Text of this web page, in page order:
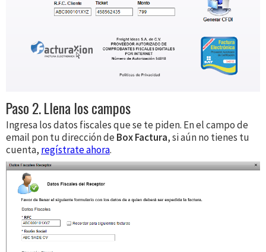
Paso 2. Llena los campos
Ingresa los datos fiscales que se te piden. En el campo de
email pon tu dirección deBox Factura, si aún no tienes tu
cuenta, regístrate ahora.